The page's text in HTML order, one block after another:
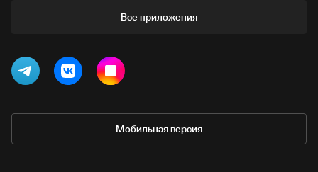
Все приложения
Мобильная версия